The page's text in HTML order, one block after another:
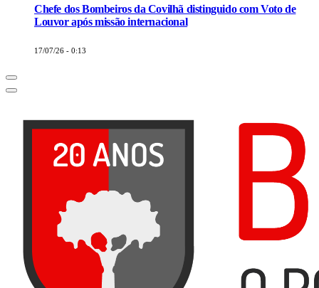
Chefe dos Bombeiros da Covilhã distinguido com Voto de
Louvor após missão internacional
17/07/26 - 0:13